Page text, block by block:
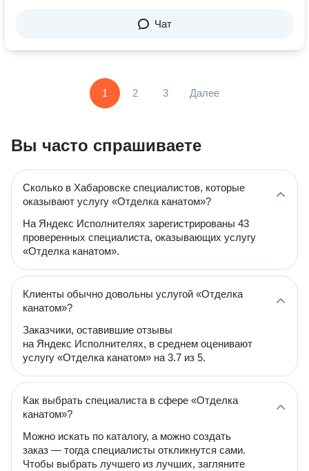
Чат
1 2 3 Далее
Вы часто спрашиваете
Сколько в Хабаровске специалистов, которые
оказывают услугу «Отделка канатом»?
На Яндекс Исполнителях зарегистрированы 43
проверенных специалиста, оказывающих услугу
«Отделка канатом».
Клиенты обычно довольны услугой «Отделка
канатом»?
Заказчики, оставившие отзывы
на Яндекс Исполнителях, в среднем оценивают
услугу «Отделка канатом» на 3.7 из 5.
Как выбрать специалиста в сфере «Отделка
канатом»?
Можно искать по каталогу, а можно создать
заказ — тогда специалисты откликнутся сами.
Чтобы выбрать лучшего из лучших, загляните